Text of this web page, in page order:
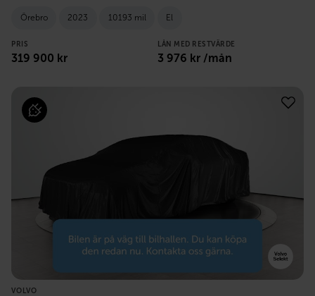
Örebro 2023 10193 mil El
PRIS
319 900 kr
LÅN MED RESTVÄRDE
3 976 kr /mån
VOLVO